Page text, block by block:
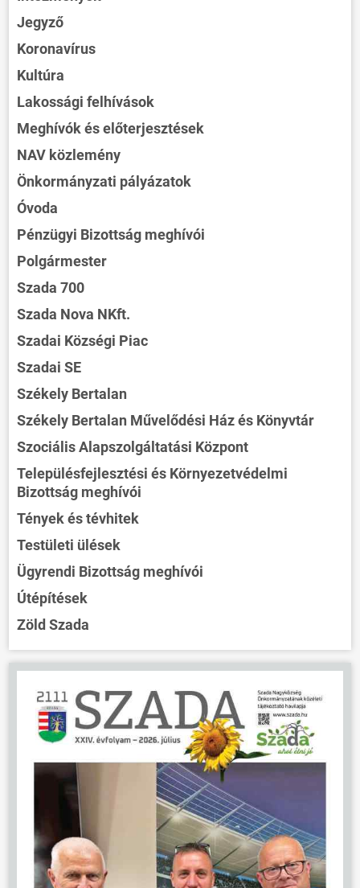
Jegyző
Koronavírus
Kultúra
Lakossági felhívások
Meghívók és előterjesztések
NAV közlemény
Önkormányzati pályázatok
Óvoda
Pénzügyi Bizottság meghívói
Polgármester
Szada 700
Szada Nova NKft.
Szadai Községi Piac
Szadai SE
Székely Bertalan
Székely Bertalan Művelődési Ház és Könyvtár
Szociális Alapszolgáltatási Központ
Településfejlesztési és Környezetvédelmi
Bizottság meghívói
Tények és tévhitek
Testületi ülések
Ügyrendi Bizottság meghívói
Útépítések
Zöld Szada